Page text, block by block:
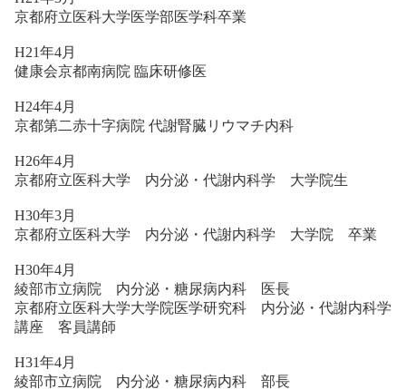
京都府立医科大学医学部医学科卒業
H21年4月
健康会京都南病院 臨床研修医
H24年4月
京都第二赤十字病院 代謝腎臓リウマチ内科
H26年4月
京都府立医科大学 内分泌・代謝内科学 大学院生
H30年3月
京都府立医科大学 内分泌・代謝内科学 大学院 卒業
H30年4月
綾部市立病院 内分泌・糖尿病内科 医長
京都府立医科大学大学院医学研究科 内分泌・代謝内科学
講座 客員講師
H31年4月
綾部市立病院 内分泌・糖尿病内科 部長